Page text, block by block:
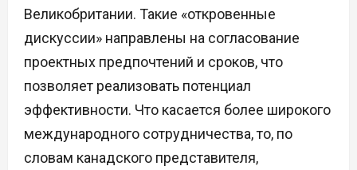
Великобритании. Такие «откровенные
дискуссии» направлены на согласование
проектных предпочтений и сроков, что
позволяет реализовать потенциал
эффективности. Что касается более широкого
международного сотрудничества, то, по
словам канадского представителя,